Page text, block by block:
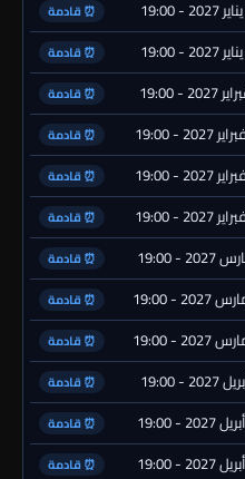
⏰ قادمة
⏰ قادمة
⏰ قادمة
⏰ قادمة
⏰ قادمة
⏰ قادمة
⏰ قادمة
⏰ قادمة
⏰ قادمة
⏰ قادمة
⏰ قادمة
⏰ قادمة